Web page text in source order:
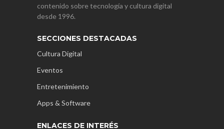
contenido sobre tecnología y cultura digital
desde 1996.
SECCIONES DESTACADAS
Cultura Digital
Eventos
Entretenimiento
Apps & Software
ENLACES DE INTERÉS